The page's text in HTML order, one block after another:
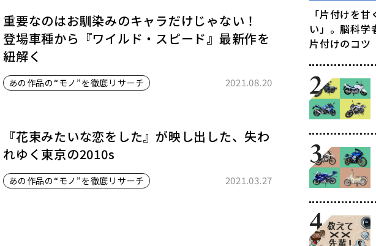
重要なのはお馴染みのキャラだけじゃない！
登場車種から『ワイルド・スピード』最新作を
紐解く
あの作品の“モノ”を徹底リサーチ 2021.08.20
『花束みたいな恋をした』が映し出した、失わ
れゆく東京の2010s
あの作品の“モノ”を徹底リサーチ 2021.03.27
「片付けを
い」。脳科学
片付けのコツ